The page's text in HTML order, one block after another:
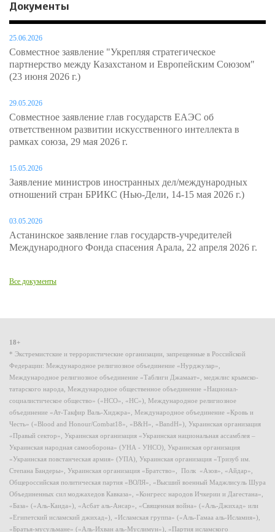
Документы
25.06.2026
Совместное заявление "Укрепляя стратегическое
партнерство между Казахстаном и Европейским Союзом"
(23 июня 2026 г.)
29.05.2026
Совместное заявление глав государств ЕАЭС об
ответственном развитии искусственного интеллекта в
рамках союза, 29 мая 2026 г.
15.05.2026
Заявление министров иностранных дел/международных
отношений стран БРИКС (Нью-Дели, 14-15 мая 2026 г.)
03.05.2026
Астанинское заявление глав государств-учредителей
Международного Фонда спасения Арала, 22 апреля 2026 г.
Все документы
18+
* Экстремистские и террористические организации, запрещенные в Российской
Федерации: Международное религиозное объединение «Нурджулар»,
Международное религиозное объединение «Таблиги Джамаат», меджлис крымско-
татарского народа, Международное общественное объединение «Национал-
социалистическое общество» («НСО», «НС»), Международное религиозное
объединение «Ат-Такфир Валь-Хиджра», Международное объединение «Кровь и
Честь» («Blood and Honour/Combat18», «B&H», «BandH»), Украинская организация
«Правый сектор», Украинская организация «Украинская национальная ассамблея –
Украинская народная самооборона» (УНА - УНСО), Украинская организация
«Украинская повстанческая армия» (УПА), Украинская организация «Тризуб им.
Степана Бандеры», Украинская организация «Братство», Полк «Азов», «Айдар»,
Общероссийская политическая партия «ВОЛЯ», «Высший военный Маджлисуль Шура
Объединенных сил моджахедов Кавказа», «Конгресс народов Ичкерии и Дагестана»,
«База» («Аль-Каида»), «Асбат аль-Ансар», «Священная война» («Аль-Джихад» или
«Египетский исламский джихад»), «Исламская группа» («Аль-Гамаа аль-Исламия»),
«Братья-мусульмане» («Аль-Ихван аль-Муслимун»), «Партия исламского